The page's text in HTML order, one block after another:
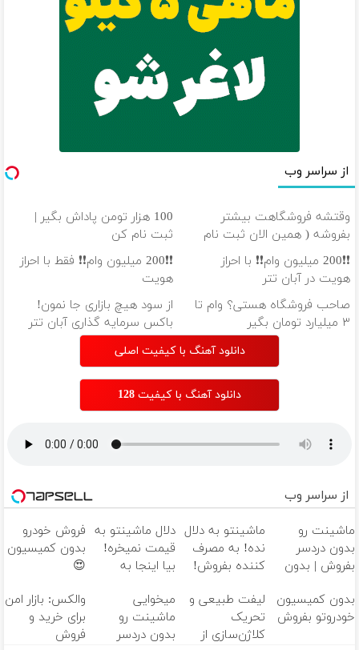
از سراسر وب
وقتشه فروشگاهت بیشتر
بفروشه ( همین الان ثبت نام
کن )
100 هزار تومن پاداش بگیر |
ثبت نام کن
❗❗200 میلیون وام❗❗ با احراز
هویت در آبان تتر
❗❗200 میلیون وام❗❗ فقط با احراز
هویت
صاحب فروشگاه هستی؟ وام تا
۳ میلیارد تومان بگیر
از سود هیچ بازاری جا نمون!
باکس سرمایه گذاری آبان تتر
دانلود آهنگ با کیفیت اصلی
دانلود آهنگ با کیفیت 128
از سراسر وب
ماشینت رو
بدون دردسر
بفروش | بدون
ماشینتو به دلال
نده! به مصرف
کننده بفروش!
یک تماس
دلال ماشینتو به
قیمت نمیخره!
بیا اینجا به
بفروش*فقط
خریدار واقعی*
فروش خودرو
بدون کمیسیون
😍
بدون کمیسیون
خودروتو بفروش
لیفت طبیعی و
تحریک
کلاژن‌سازی از
میخوایی
ماشینت رو
بدون دردسر
والکس: بازار امن
برای خرید و
فروش